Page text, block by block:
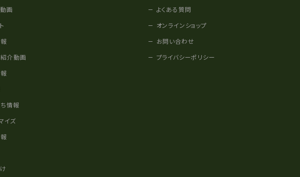
画
介動画
情報
イズ
よくある質問
オンラインショップ
お問い合わせ
プライバシーポリシー